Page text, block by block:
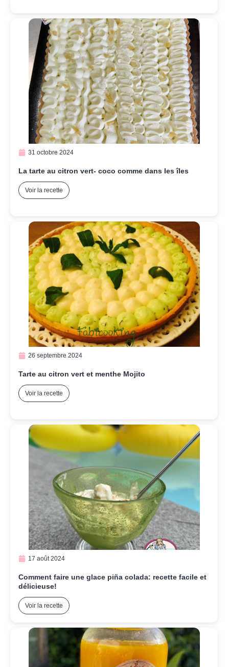
31 octobre 2024
La tarte au citron vert- coco comme dans les îles
Voir la recette
26 septembre 2024
Tarte au citron vert et menthe Mojito
Voir la recette
17 août 2024
Comment faire une glace piña colada: recette facile et
délicieuse!
Voir la recette